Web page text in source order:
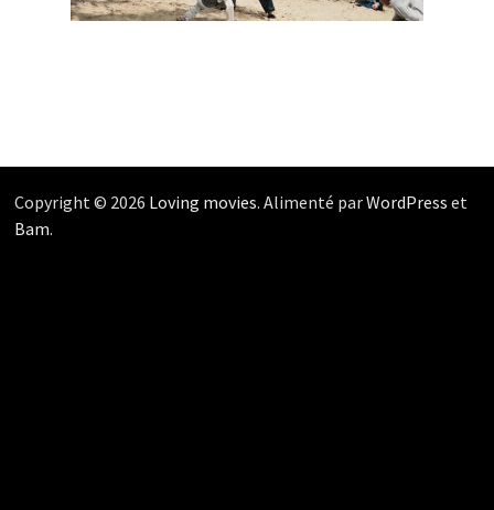
Copyright © 2026 Loving movies. Alimenté parWordPress et
Bam.